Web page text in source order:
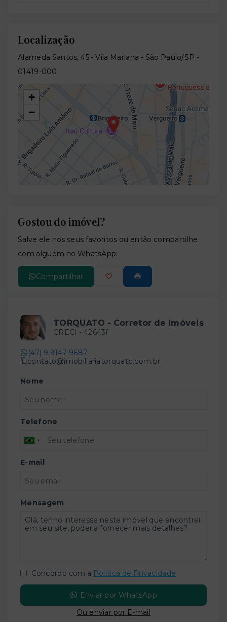
Localização
Alameda Santos, 45 - Vila Mariana - São Paulo/SP -
01419-000
+
−
Gostou do imóvel?
Salve ele nos seus favoritos ou então compartilhe
com alguém no WhatsApp:
Compartilhar
TORQUATO - Corretor de Imóveis
CRECI - 42643f
(47) 9 9147-9687
contato@imobiliariatorquato.com.br
Nome
Telefone
E-mail
Mensagem
Concordo com a Política de Privacidade
Enviar por WhatsApp
Ou enviar por E-mail